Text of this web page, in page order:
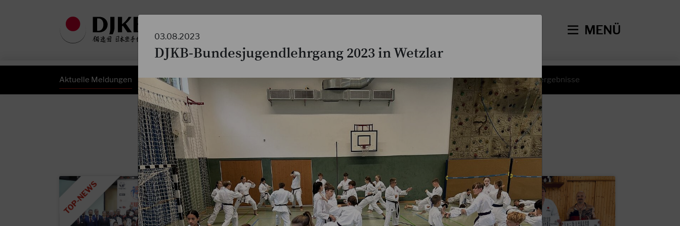
MENÜ
Aktuelle Meldungen DJKB Newsletter JKA-Magazine Lehrgangs- & Wettkampfberichte Wettkampfergebnisse
Aktuelle Meldungen
03.08.2023
DJKB-Bundesjugendlehrgang 2023 in Wetzlar